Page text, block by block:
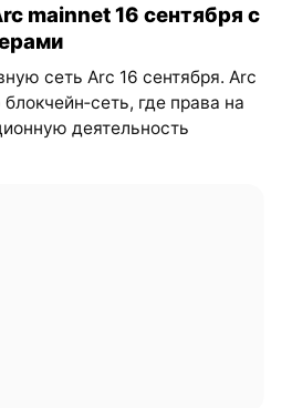
mainnet 16 сентября с
сеть Arc 16 сентября. Arc
где права на
деятельность